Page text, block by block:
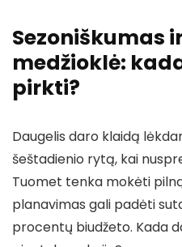
Sezoniškumas
medžioklė:
pirkti?
Daugelis daro klaidą
šeštadienio rytą, kai
Tuomet tenka mokėti
planavimas gali padėti
procentų biudžeto. Kada